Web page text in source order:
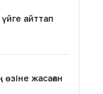
айттап
өзіне жасаған